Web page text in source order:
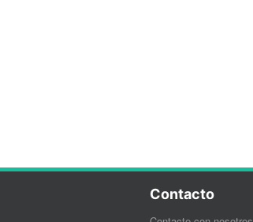
Contacto